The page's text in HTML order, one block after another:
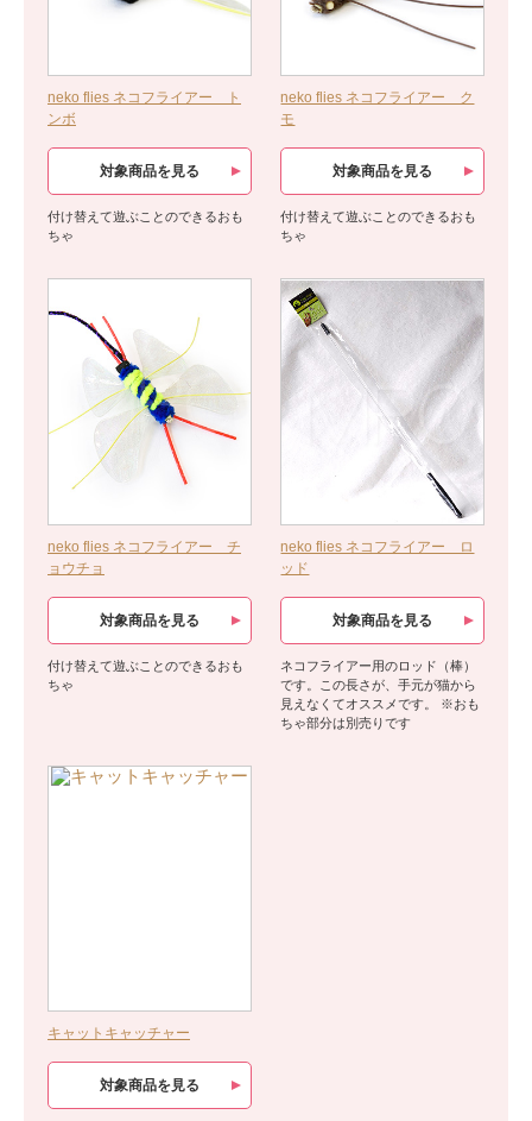
neko flies ネコフライアー ト
ンボ
対象商品を見る
付け替えて遊ぶことのできるおも
ちゃ
neko flies ネコフライアー ク
モ
対象商品を見る
付け替えて遊ぶことのできるおも
ちゃ
neko flies ネコフライアー チ
ョウチョ
対象商品を見る
付け替えて遊ぶことのできるおも
ちゃ
neko flies ネコフライアー ロ
ッド
対象商品を見る
ネコフライアー用のロッド（棒）
です。この長さが、手元が猫から
見えなくてオススメです。 ※おも
ちゃ部分は別売りです
キャットキャッチャー
対象商品を見る